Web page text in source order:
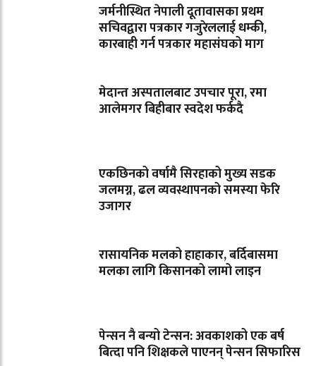
जर्मनीस्थित नेपाली दूतावासका प्रथम
सचिवद्वारा पत्रकार गजुरेललाई धम्की,
कारबाही गर्न पत्रकार महासंघको माग
मेदान्त अस्पतालबाट उपचार पूरा, रमा
आलेमगर बिहीबार स्वदेश फर्कदै
एकछिनको वर्षामै सिरहाको मुख्य सडक
जलमग्न, ढल व्यवस्थापनको समस्या फेरि
उजागर
रासायनिक मलको हाहाकार, बर्दिबासमा
मलका लागि किसानको लामो लाइन
पेन्सन नै बन्यो टेन्सन: अवकाशको एक बर्ष
बित्दा पनि शिक्षकले पाएनन् पेन्सन सिफारिस